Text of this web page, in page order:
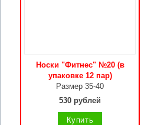
Носки "Фитнес" №20 (в
упаковке 12 пар)
Размер 35-40
530 рублей
Купить